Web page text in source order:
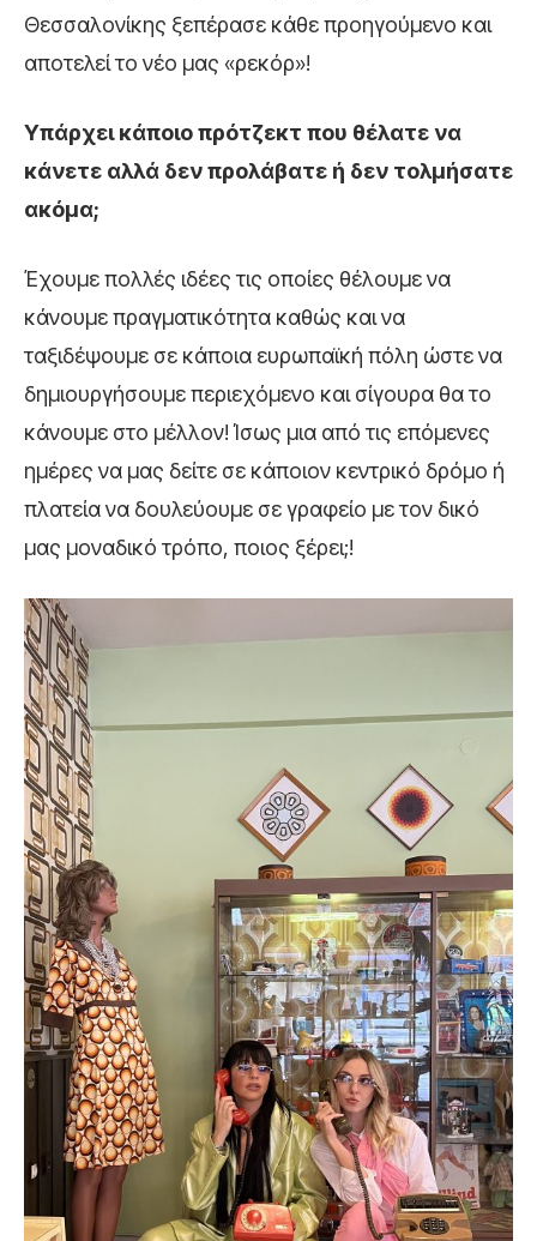
Θεσσαλονίκης ξεπέρασε κάθε προηγούμενο και
αποτελεί το νέο μας «ρεκόρ»!
Υπάρχει κάποιο πρότζεκτ που θέλατε να
κάνετε αλλά δεν προλάβατε ή δεν τολμήσατε
ακόμα;
Έχουμε πολλές ιδέες τις οποίες θέλουμε να
κάνουμε πραγματικότητα καθώς και να
ταξιδέψουμε σε κάποια ευρωπαϊκή πόλη ώστε να
δημιουργήσουμε περιεχόμενο και σίγουρα θα το
κάνουμε στο μέλλον! Ίσως μια από τις επόμενες
ημέρες να μας δείτε σε κάποιον κεντρικό δρόμο ή
πλατεία να δουλεύουμε σε γραφείο με τον δικό
μας μοναδικό τρόπο, ποιος ξέρει;!